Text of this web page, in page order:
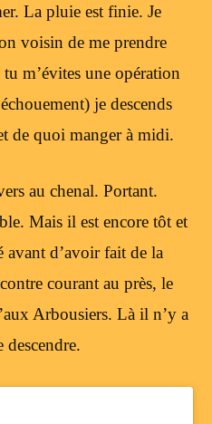
La pluie est finie. Je
voisin de me prendre
m’évites une opération
je descends
de quoi manger à midi.
au chenal. Portant.
Mais il est encore tôt et
avant d’avoir fait de la
courant au près, le
Arbousiers. Là il n’y a
descendre.